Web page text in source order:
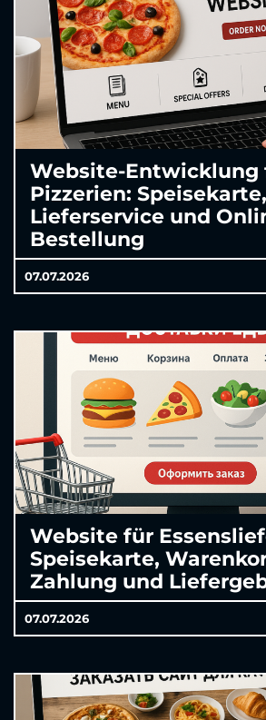
Website-Entwicklung
Pizzerien:
Lieferservice und
Bestellung
07.07.2026
Website für
Speisekarte,
Zahlung und
07.07.2026